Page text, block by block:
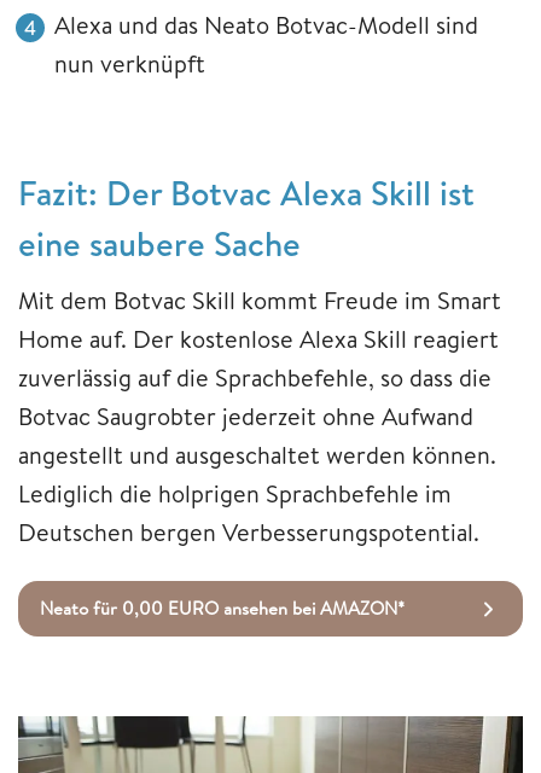
Alexa und das Neato Botvac-Modell sind
nun verknüpft
Fazit: Der Botvac Alexa Skill ist
eine saubere Sache
Mit dem Botvac Skill kommt Freude im Smart
Home auf. Der kostenlose Alexa Skill reagiert
zuverlässig auf die Sprachbefehle, so dass die
Botvac Saugrobter jederzeit ohne Aufwand
angestellt und ausgeschaltet werden können.
Lediglich die holprigen Sprachbefehle im
Deutschen bergen Verbesserungspotential.
Neato für 0,00 EURO ansehen bei AMAZON*